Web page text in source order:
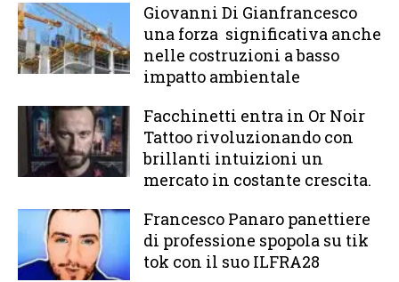
Giovanni Di Gianfrancesco
una forza significativa anche
nelle costruzioni a basso
impatto ambientale
Facchinetti entra in Or Noir
Tattoo rivoluzionando con
brillanti intuizioni un
mercato in costante crescita.
Francesco Panaro panettiere
di professione spopola su tik
tok con il suo ILFRA28